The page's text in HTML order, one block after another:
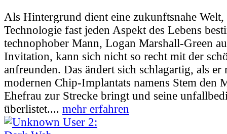
Als Hintergrund dient eine zukunftsnahe
Technologie fast jeden Aspekt des Lebens
technophober Mann, Logan Marshall-Green
Invitation, kann sich nicht so recht mit der
anfreunden. Das ändert sich schlagartig, als er
modernen Chip-Implantats namens Stem den
Ehefrau zur Strecke bringt und seine
überlistet.... mehr erfahren